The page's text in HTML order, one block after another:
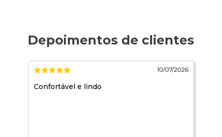
10/07/2026
Confortável e lindo